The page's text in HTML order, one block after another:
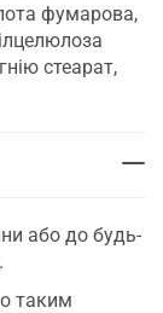
фумарова,
стеарат,
або до будь-
таким